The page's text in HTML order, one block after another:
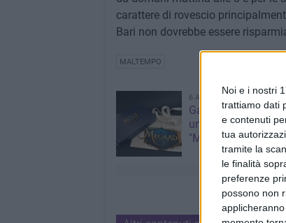
Noi e i nostri
trattiamo dati
e contenuti
tua
tramite la
le finalità
preferenze
possono non
carattere di rovescio
Bari non dovrebbe essere
MALTEMPO
6 AGOSTO 2026
Gaetano Mongelli,
un sogno: nasce a
"Megaad"